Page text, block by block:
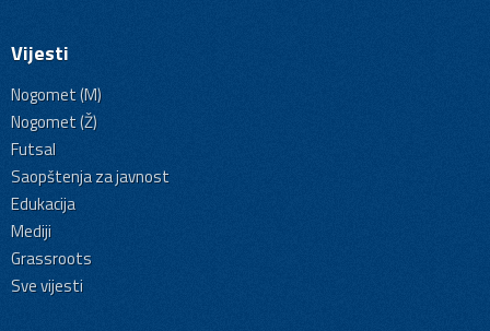
Vijesti
Nogomet (M)
Nogomet (Ž)
Futsal
Saopštenja za javnost
Edukacija
Mediji
Grassroots
Sve vijesti